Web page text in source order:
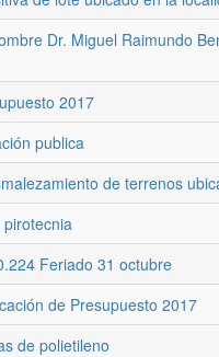
Dr. Miguel Raimundo
2017
publica
de terrenos
Feriado 31 octubre
de Presupuesto 2017
de polietileno